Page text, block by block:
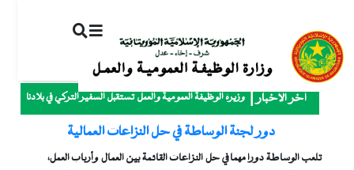
آخر الأخبار وزيرة الوظيفة العمومية والعمل تستقبل السفير التركي في بلادنا
دور لجنة الوساطة في حل النزاعات العمالية
تلعب الوساطة دورا مهما في حل النزاعات القائمة بين العمال وأرباب العمل،